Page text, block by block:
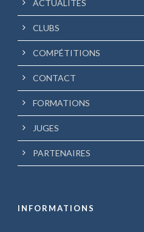
ACTUALITÉS
CLUBS
COMPÉTITIONS
CONTACT
FORMATIONS
JUGES
PARTENAIRES
INFORMATIONS